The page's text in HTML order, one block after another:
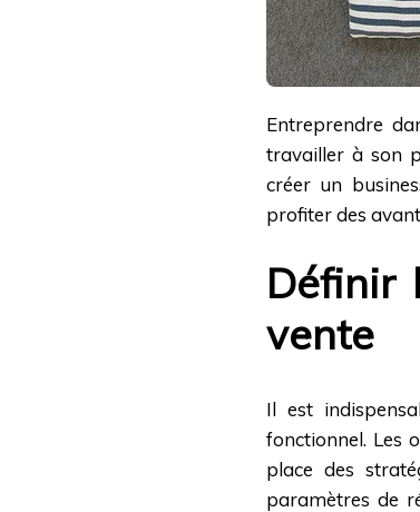
Entreprendre
travailler à son
créer un
profiter des
Définir
vente
Il est
fonctionnel. Les
place des
paramètres de